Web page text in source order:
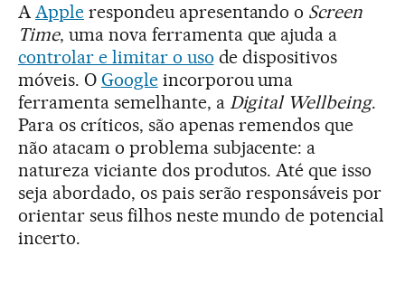
AApplerespondeu apresentando o Screen
Time, uma nova ferramenta que ajuda a
controlar e limitar o uso de dispositivos
móveis. O Googleincorporou uma
ferramenta semelhante, a Digital Wellbeing.
Para os críticos, são apenas remendos que
não atacam o problema subjacente: a
natureza viciante dos produtos. Até que isso
seja abordado, os pais serão responsáveis por
orientar seus filhos neste mundo de potencial
incerto.